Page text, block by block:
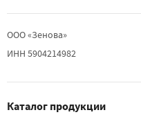
ООО «Зенова»
ИНН 5904214982
Каталог продукции